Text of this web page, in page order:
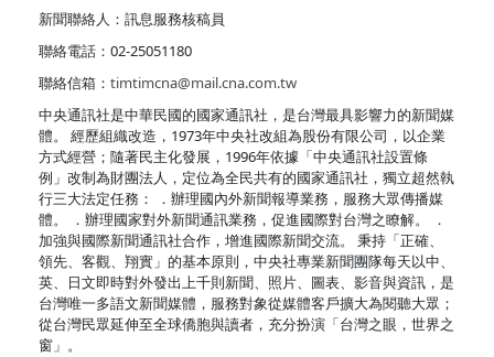
新聞聯絡人：訊息服務核稿員
聯絡電話：02-25051180
聯絡信箱： timtimcna@mail.cna.com.tw
中央通訊社是中華民國的國家通訊社，是台灣最具影響力的新聞媒
體。 經歷組織改造，1973年中央社改組為股份有限公司，以企業
方式經營；隨著民主化發展，1996年依據「中央通訊社設置條
例」改制為財團法人，定位為全民共有的國家通訊社，獨立超然執
行三大法定任務： ．辦理國內外新聞報導業務，服務大眾傳播媒
體。 ．辦理國家對外新聞通訊業務，促進國際對台灣之瞭解。 ．
加強與國際新聞通訊社合作，增進國際新聞交流。 秉持「正確、
領先、客觀、翔實」的基本原則，中央社專業新聞團隊每天以中、
英、日文即時對外發出上千則新聞、照片、圖表、影音與資訊，是
台灣唯一多語文新聞媒體，服務對象從媒體客戶擴大為閱聽大眾；
從台灣民眾延伸至全球僑胞與讀者，充分扮演「台灣之眼，世界之
窗」。